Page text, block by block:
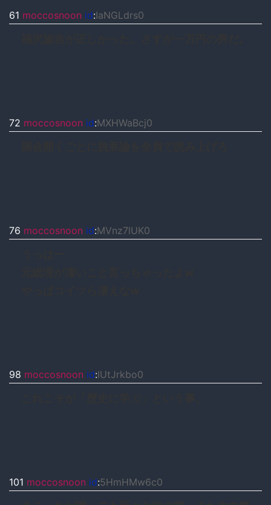
61 moccosnoon id:IaNGLdrs0
72 moccosnoon id:MXHWaBcj0
76 moccosnoon id:MVnz7lUK0
98 moccosnoon id:IUtJrkbo0
101 moccosnoon id:5HmHMw6c0